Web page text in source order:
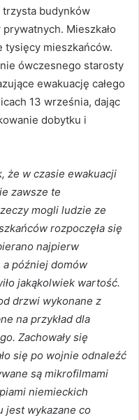
trzysta budynków
Mieszkało
tysięcy mieszkańców.
ówczesnego starosty
ewakuację całego
13 września, dając
dobytku i
że w czasie ewakuacji
zawsze te
mogli ludzie ze
rozpoczęła się
najpierw
później domów
jakąkolwiek wartość.
drzwi wykonane z
na przykład dla
Zachowały się
się po wojnie odnaleźć
są mikrofilmami
niemieckich
jest wykazane co